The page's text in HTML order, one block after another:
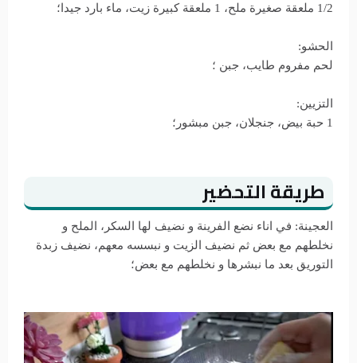
1/2 ملعقة صغيرة ملح، 1 ملعقة كبيرة زيت، ماء بارد جيدا؛
الحشو:
لحم مفروم طايب، جبن ؛
التزيين:
1 حبة بيض، جنجلان، جبن مبشور؛
طريقة التحضير
العجينة: في اناء نضع الفرينة و نضيف لها السكر، الملح و
نخلطهم مع بعض ثم نضيف الزيت و نبسسه معهم، نضيف زبدة
التوريق بعد ما نبشرها و نخلطهم مع بعض؛